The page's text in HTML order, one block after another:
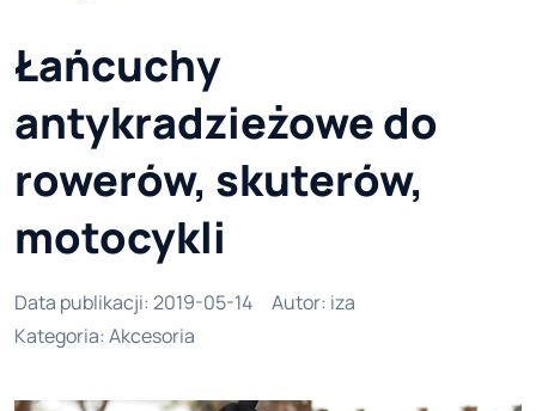
Łańcuchy
antykradzieżowe do
rowerów, skuterów,
motocykli
Data publikacji: 2019-05-14 Autor: iza
Kategoria: Akcesoria